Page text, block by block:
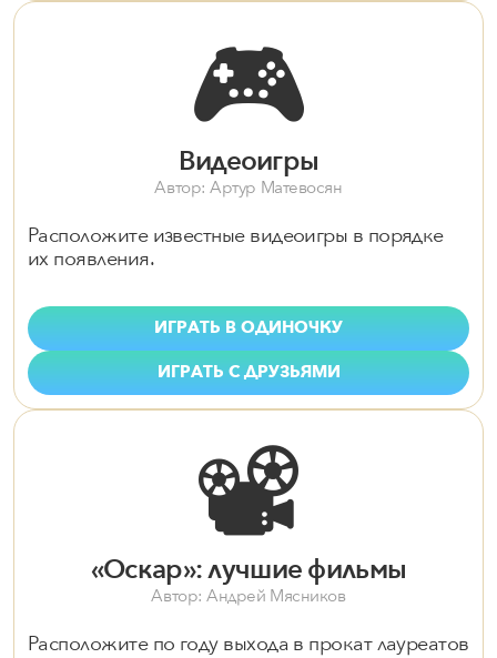
🎮
Видеоигры
Автор: Артур Матевосян
Расположите известные видеоигры в порядке
их появления.
ИГРАТЬ В ОДИНОЧКУ
ИГРАТЬ С ДРУЗЬЯМИ
📽️
«Оскар»: лучшие фильмы
Автор: Андрей Мясников
Расположите по году выхода в прокат лауреатов